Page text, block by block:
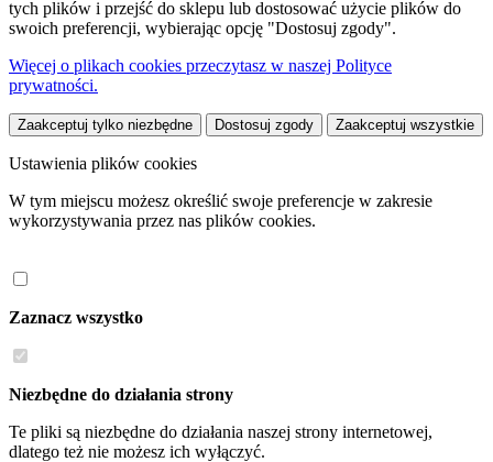
tych plików i przejść do sklepu lub dostosować użycie plików do
swoich preferencji, wybierając opcję "Dostosuj zgody".
Więcej o plikach cookies przeczytasz w naszej Polityce
prywatności.
Zaakceptuj tylko niezbędne Dostosuj zgody Zaakceptuj wszystkie
Ustawienia plików cookies
W tym miejscu możesz określić swoje preferencje w zakresie
wykorzystywania przez nas plików cookies.
Zaznacz wszystko
Niezbędne do działania strony
Te pliki są niezbędne do działania naszej strony internetowej,
dlatego też nie możesz ich wyłączyć.